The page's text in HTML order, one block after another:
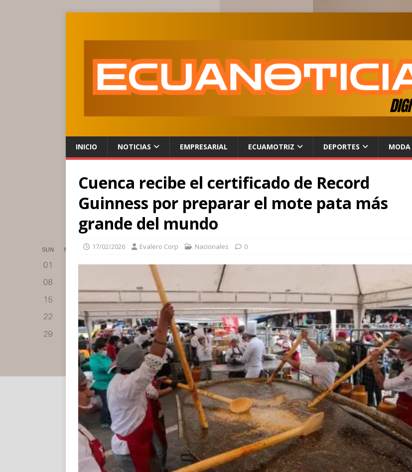
INICIO NOTICIAS EMPRESARIAL ECUAMOTRIZ DEPORTES MODA
Cuenca recibe el certificado de Record
Guinness por preparar el mote pata más
grande del mundo
17/02/2026 Evalero Corp Nacionales 0